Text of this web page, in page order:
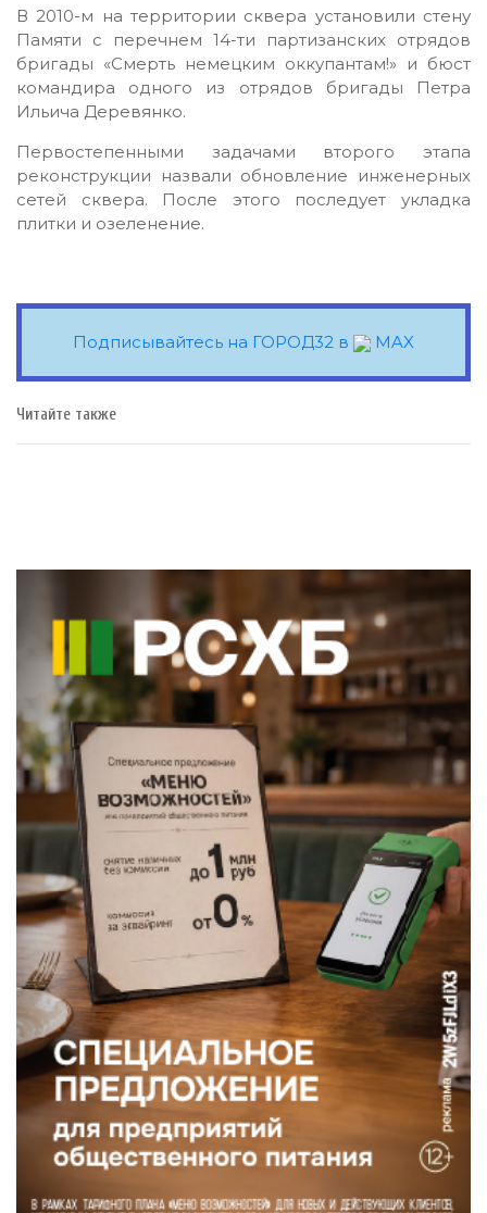
В 2010-м на территории сквера установили стену
Памяти с перечнем 14-ти партизанских отрядов
бригады «Смерть немецким оккупантам!» и бюст
командира одного из отрядов бригады Петра
Ильича Деревянко.
Первостепенными задачами второго этапа
реконструкции назвали обновление инженерных
сетей сквера. После этого последует укладка
плитки и озеленение.
Подписывайтесь на ГОРОД32 в MAX
Читайте также